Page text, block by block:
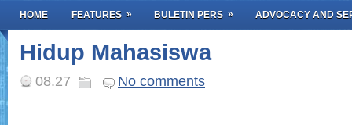
HOME FEATURES » BULETIN PERS » ADVOCACY AND
Hidup Mahasiswa
08.27 No comments